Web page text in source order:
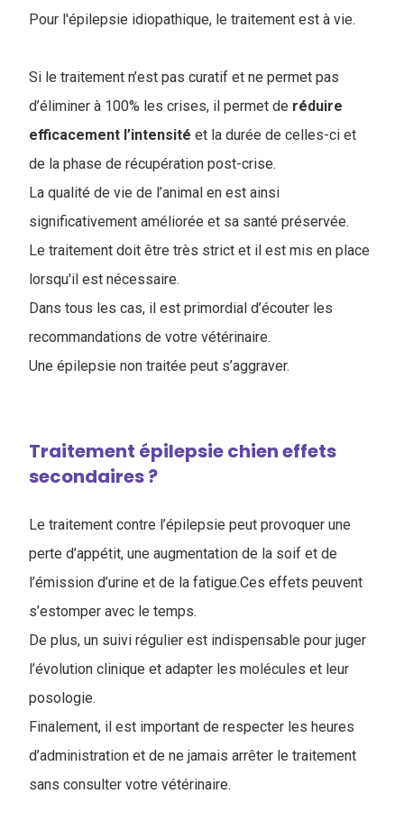
Pour l'épilepsie idiopathique, le traitement est à vie.
Si le traitement n’est pas curatif et ne permet pas
d’éliminer à 100% les crises, il permet de réduire
efficacement l’intensité et la durée de celles-ci et
de la phase de récupération post-crise.
La qualité de vie de l’animal en est ainsi
significativement améliorée et sa santé préservée.
Le traitement doit être très strict et il est mis en place
lorsqu'il est nécessaire.
Dans tous les cas, il est primordial d’écouter les
recommandations de votre vétérinaire.
Une épilepsie non traitée peut s’aggraver.
Traitement épilepsie chien effets
secondaires ?
Le traitement contre l’épilepsie peut provoquer une
perte d’appétit, une augmentation de la soif et de
l’émission d’urine et de la fatigue.Ces effets peuvent
s’estomper avec le temps.
De plus, un suivi régulier est indispensable pour juger
l’évolution clinique et adapter les molécules et leur
posologie.
Finalement, il est important de respecter les heures
d’administration et de ne jamais arrêter le traitement
sans consulter votre vétérinaire.